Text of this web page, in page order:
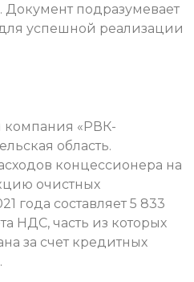
Документ подразумевает
успешной реализации
«РВК-
область.
концессионера на
очистных
года составляет 5 833
НДС, часть из которых
за счет кредитных